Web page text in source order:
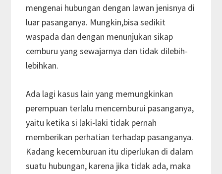
mengenai hubungan dengan lawan jenisnya di
luar pasanganya. Mungkin,bisa sedikit
waspada dan dengan menunjukan sikap
cemburu yang sewajarnya dan tidak dilebih-
lebihkan.
Ada lagi kasus lain yang memungkinkan
perempuan terlalu mencemburui pasanganya,
yaitu ketika si laki-laki tidak pernah
memberikan perhatian terhadap pasanganya.
Kadang kecemburuan itu diperlukan di dalam
suatu hubungan, karena jika tidak ada, maka